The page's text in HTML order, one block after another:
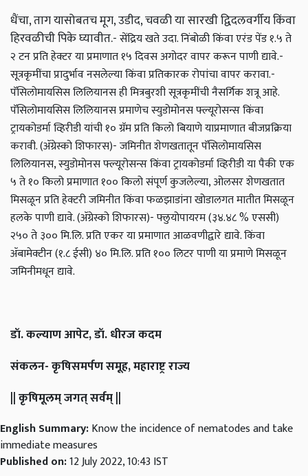
धैंचा, ताग यासोबतच मूग, उडीद, चवळी या सारखी द्विदलवर्गीय किंवा
हिरवळीची पिके घ्यावीत.- सेंद्रिय खते उदा. निंबोळी किंवा एरंड पेंड १.५ ते
२ टन प्रति हेक्टर या प्रमाणात १५ दिवस अगोदर वापर करून पाणी द्यावे.-
सूत्रकृमींचा प्रादुर्भाव नसलेल्या किंवा प्रतिकारक रोपांचा वापर करावा.-
पॅसिलोमायसिस लिलियानस ही मित्रबुरशी सूत्रकृमींची नैसर्गिक शत्रू आहे.
पॅसिलोमायसिस लिलियानस प्रमाणेच स्युडोमोनस फ्ल्यूरोसन्स किंवा
ट्रायकोडर्मा व्हिरीडी यांची १० ग्रॅम प्रति किलो बियाणे याप्रमाणात बीजप्रक्रिया
करावी. (ॲग्रेस्को शिफारस)- जमिनीत शेणखतातून पॅसिलोमायसिस
लिलियानस, स्युडोमोनस फ्ल्यूरोसन्स किंवा ट्रायकोडर्मा व्हिरीडी या पैकी एक
५ ते १० किलो प्रमाणात १०० किलो संपूर्ण कुजलेल्या, ओलसर शेणखतात
मिसळून प्रति हेक्टरी जमिनीत किंवा फळझाडांना खोडालगत मातीत मिसळून
हलके पाणी द्यावे. (ॲग्रेस्को शिफारस)- फ्लुयोपायरम (३४.४८ % एससी)
२५० ते ३०० मि.लि. प्रति एकर या प्रमाणात आळवणीद्वारे द्यावे. किंवा
ॲबामेक्टीन (१.८ ईसी) ४० मि.लि. प्रति १०० लिटर पाणी या प्रमाणे मिसळून
जमिनीमधून द्यावे.
डॉ. कल्याण आपेट, डॉ. धीरज कदम
संकलन- कृषिसमर्पण समूह, महाराष्ट्र राज्य
​​|| कृषिमूलम् जगत् सर्वम् ||​
English Summary:Know the incidence of nematodes and take
immediate measures
Published on:12 July 2022, 10:43 IST